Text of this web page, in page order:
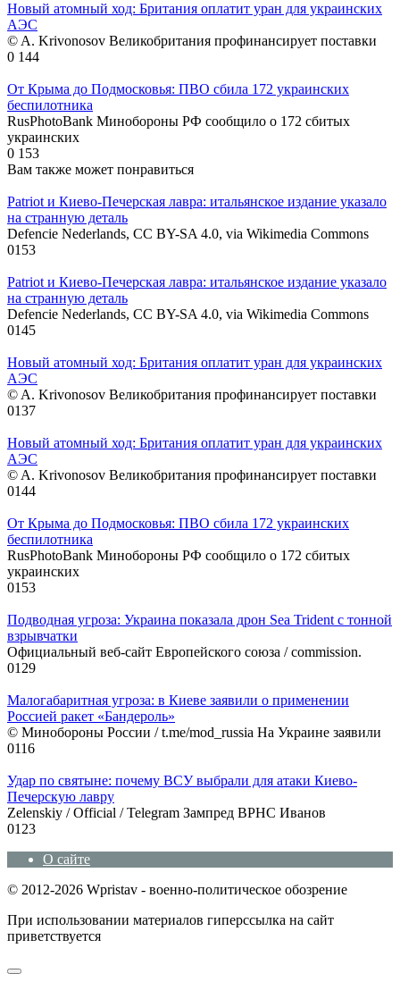
Новый атомный ход: Британия оплатит уран для украинских
АЭС
© A. Krivonosov Великобритания профинансирует поставки
0 144
От Крыма до Подмосковья: ПВО сбила 172 украинских
беспилотника
RusPhotoBank Минобороны РФ сообщило о 172 сбитых
украинских
0 153
Вам также может понравиться
Patriot и Киево-Печерская лавра: итальянское издание указало
на странную деталь
Defencie Nederlands, CC BY-SA 4.0, via Wikimedia Commons
0153
Patriot и Киево-Печерская лавра: итальянское издание указало
на странную деталь
Defencie Nederlands, CC BY-SA 4.0, via Wikimedia Commons
0145
Новый атомный ход: Британия оплатит уран для украинских
АЭС
© A. Krivonosov Великобритания профинансирует поставки
0137
Новый атомный ход: Британия оплатит уран для украинских
АЭС
© A. Krivonosov Великобритания профинансирует поставки
0144
От Крыма до Подмосковья: ПВО сбила 172 украинских
беспилотника
RusPhotoBank Минобороны РФ сообщило о 172 сбитых
украинских
0153
Подводная угроза: Украина показала дрон Sea Trident с тонной
взрывчатки
Официальный веб-сайт Европейского союза / commission.
0129
Малогабаритная угроза: в Киеве заявили о применении
Россией ракет «Бандероль»
© Минобороны России / t.me/mod_russia На Украине заявили
0116
Удар по святыне: почему ВСУ выбрали для атаки Киево-
Печерскую лавру
Zеlеnskiу / Оfficiаl / Telegram Зампред ВРНС Иванов
0123
О сайте
© 2012-2026 Wpristav - военно-политическое обозрение
При использовании материалов гиперссылка на сайт
приветствуется